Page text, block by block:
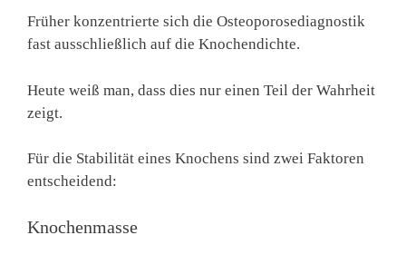
Früher konzentrierte sich die Osteoporosediagnostik
fast ausschließlich auf die Knochendichte.
Heute weiß man, dass dies nur einen Teil der Wahrheit
zeigt.
Für die Stabilität eines Knochens sind zwei Faktoren
entscheidend:
Knochenmasse